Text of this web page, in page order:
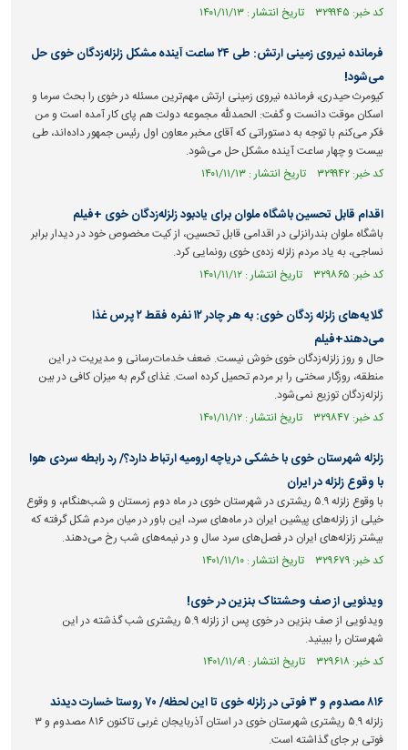
کد خبر: ۳۲۹۹۴۵ تاریخ انتشار : ۱۴۰۱/۱۱/۱۳
فرمانده نیروی زمینی ارتش: طی ۲۴ ساعت آینده مشکل زلزله‌زدگان خوی حل
می‌شود!
کیومرث حیدری، فرمانده نیروی زمینی ارتش مهم‌ترین مسئله در خوی را بحث سرما و
اسکان موقت دانست و گفت: الحمدلله مجموعه دولت هم پای کار آمده است و من
فکر می‌کنم با توجه به دستوراتی که آقای مخبر معاون اول رئیس جمهور داده‌اند، طی
بیست و چهار ساعت آینده مشکل حل می‌شود.
کد خبر: ۳۲۹۹۴۲ تاریخ انتشار : ۱۴۰۱/۱۱/۱۳
اقدام قابل تحسین باشگاه ملوان برای یادبود زلزله‌زدگان خوی +فیلم
باشگاه ملوان بندرانزلی در اقدامی قابل تحسین، از کیت مخصوص خود در دیدار برابر
نساجی، به یاد مردم زلزله زده‌ی خوی رونمایی کرد.
کد خبر: ۳۲۹۸۶۵ تاریخ انتشار : ۱۴۰۱/۱۱/۱۲
گلایه‌های زلزله زدگان خوی: به هر چادر ۱۲ نفره فقط ۲ پرس غذا
می‌دهند+فیلم
حال و روز زلزله‌زدگان خوی خوش نیست. ضعف خدمات‌رسانی و مدیریت در این
منطقه، روزگار سختی را بر مردم تحمیل کرده است. غذای گرم به میزان کافی در بین
زلزله‌زدگان توزیع نمی‌شود.
کد خبر: ۳۲۹۸۴۷ تاریخ انتشار : ۱۴۰۱/۱۱/۱۲
زلزله شهرستان خوی با خشکی دریاچه ارومیه ارتباط دارد؟/ رد رابطه سردی هوا
با وقوع زلزله در ایران
با وقوع زلزله ۵.۹ ریشتری در شهرستان خوی در ماه دوم زمستان و شب‌هنگام، و وقوع
خیلی از زلزله‌های پیشین ایران در ماه‌های سرد، این باور در میان مردم شکل گرفته که
بیشتر زلزله‌های ایران در فصل‌های سرد سال و در نیمه‌های شب رخ می‌دهند.
کد خبر: ۳۲۹۶۷۹ تاریخ انتشار : ۱۴۰۱/۱۱/۱۰
ویدئویی از صف وحشتناک بنزین در خوی!
ویدئویی از صف بنزین در خوی پس از زلزله ۵.۹ ریشتری شب گذشته در این
شهرستان را ببینید.
کد خبر: ۳۲۹۶۱۸ تاریخ انتشار : ۱۴۰۱/۱۱/۰۹
۸۱۶ مصدوم و ۳ فوتی در زلزله خوی تا این لحظه/ ۷۰ روستا خسارت دیدند
زلزله ۵.۹ ریشتری شهرستان خوی در استان آذربایجان غربی تاکنون ۸۱۶ مصدوم و ۳
فوتی بر جای گذاشته است.